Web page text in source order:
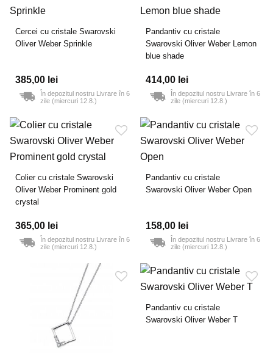
Cercei cu cristale Swarovski
Oliver Weber Sprinkle
385,00 lei
În depozitul nostru Livrare în 6
zile (miercuri 12.8.)
Pandantiv cu cristale
Swarovski Oliver Weber Lemon
blue shade
414,00 lei
În depozitul nostru Livrare în 6
zile (miercuri 12.8.)
Colier cu cristale Swarovski
Oliver Weber Prominent gold
crystal
365,00 lei
În depozitul nostru Livrare în 6
zile (miercuri 12.8.)
Pandantiv cu cristale
Swarovski Oliver Weber Open
158,00 lei
În depozitul nostru Livrare în 6
zile (miercuri 12.8.)
Pandantiv cu cristale
Swarovski Oliver Weber T